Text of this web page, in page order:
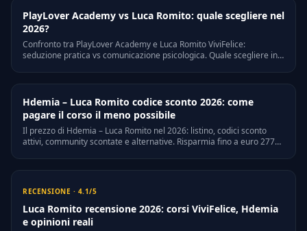
PlayLover Academy vs Luca Romito: quale scegliere nel
2026?
Confronto tra PlayLover Academy e Luca Romito ViviFelice:
seduzione pratica vs comunicazione psicologica. Quale scegliere in
Hdemia – Luca Romito codice sconto 2026: come
pagare il corso il meno possibile
Il prezzo di Hdemia – Luca Romito nel 2026: listino, codici sconto
attivi, community scontate e alternative. Risparmia fino a euro 2773
RECENSIONE · 4.1/5
Luca Romito recensione 2026: corsi ViviFelice, Hdemia
e opinioni reali